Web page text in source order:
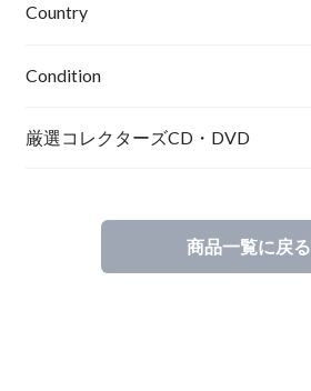
Country
Condition
厳選コレクターズCD・DVD
商品一覧に戻る